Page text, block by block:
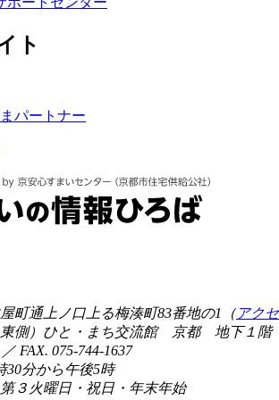
ト
町通上ノ口上る梅湊町83番地の1（ アク
東側）ひと・まち交流館 京都 地下１階
FAX. 075-744-1637
30分から午後5時
３火曜日・祝日・年末年始